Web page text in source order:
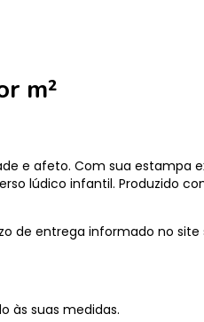
m²
e afeto. Com sua estampa
lúdico infantil. Produzido
de entrega informado no
às suas medidas.